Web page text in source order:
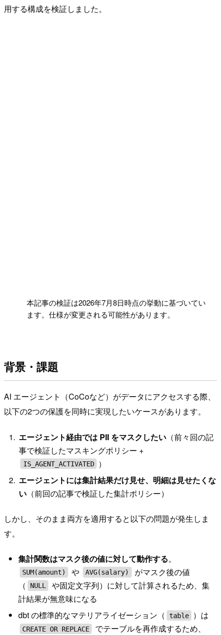
用する構成を検証しました。
本記事の検証は2026年7月8日時点の挙動に基づいてい
ます。仕様が変更される可能性があります。
背景・課題
AI エージェント（CoCoなど）がデータにアクセスする際、
以下の2つの保護を同時に実現したいケースがあります。
エージェント経由では PII をマスクしたい （前々回の記
事で検証したマスキングポリシー +
IS_AGENT_ACTIVATED
）
エージェントには集計結果だけ見せ、明細は見せたくな
い （前回の記事で検証した集計ポリシー）
しかし、そのまま両方を適用すると以下の問題が発生しま
す。
集計関数はマスク後の値に対して動作する。
SUM(amount) や AVG(salary)
がマスク後の値
（
NULL
や固定文字列）に対して計算されるため、集
計結果が無意味になる
dbt の標準的なマテリアライゼーション（
table ）は
CREATE OR REPLACE でテーブルを再作成するため、